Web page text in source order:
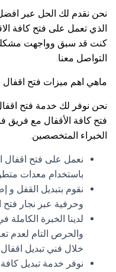
نحن نقدم لك الحل عبر افضل
الذي تعمل على فتح كافة
كنت قد سبق وواجهت مشكلة
التواصل معنا.
ماهي اهم ميزات فتح اقفال
نحن نوفر لك خدمة فتح
فتح كافة الأقفال مع فريق
الخبراء المتخصصين.
نعمل على فتح اقفال
باستخدام معدات
نقوم بتبديل القفل
وحرفية عبر نجار فتح
لدينا الخبرة
والحرص التام لعدم
خلال فني تبديل اقفال
نوفر خدمة تبديل كافة